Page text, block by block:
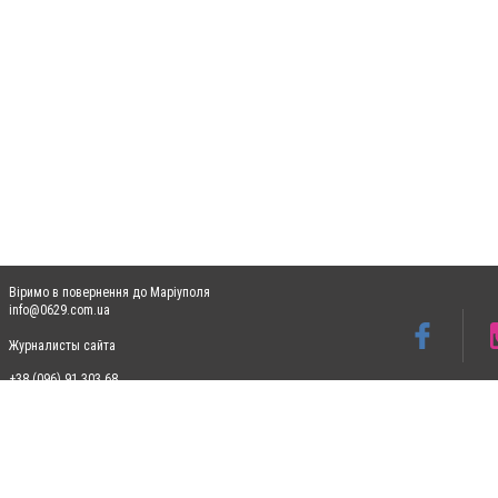
Віримо в повернення до Маріуполя
info@0629.com.ua
Журналисты сайта
+38 (096) 91 303 68